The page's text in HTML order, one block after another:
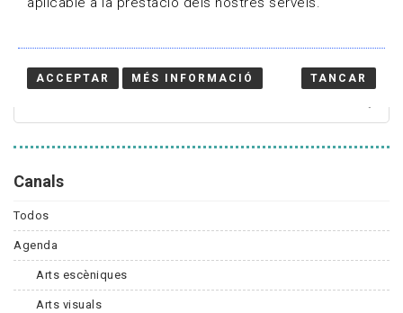
Canals
Todos
Agenda
Arts escèniques
Arts visuals
ACCEPTAR MÉS INFORMACIÓ TANCAR